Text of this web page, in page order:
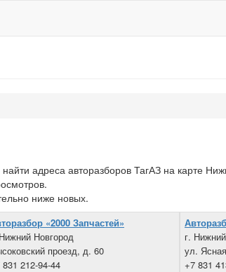
адреса авторазборов ТагАЗ на карте
ниже новых.
«2000 Запчастей»
Новгород
проезд, д. 60
831 212-94-44
г.
ул.
+7 831